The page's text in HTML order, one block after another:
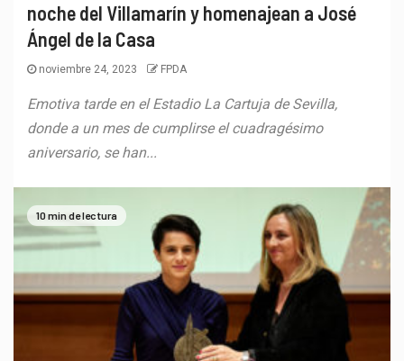
noche del Villamarín y homenajean a José
Ángel de la Casa
noviembre 24, 2023 FPDA
Emotiva tarde en el Estadio La Cartuja de Sevilla,
donde a un mes de cumplirse el cuadragésimo
aniversario, se han...
10 min de lectura